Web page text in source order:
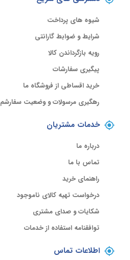
شیوه های پرداخت
شرایط و ضوابط گارانتی
رویه بازگرداندن کالا
پیگیری سفارشات
خرید اقساطی از فروشگاه ما
رهگیری مرسولات و وضعیت سفارشم
خدمات مشتریان
درباره ما
تماس با ما
راهنمای خرید
درخواست تهیه کالای ناموجود
شکایات و صدای مشتری
توافقنامه استفاده از خدمات
اطلاعات تماس